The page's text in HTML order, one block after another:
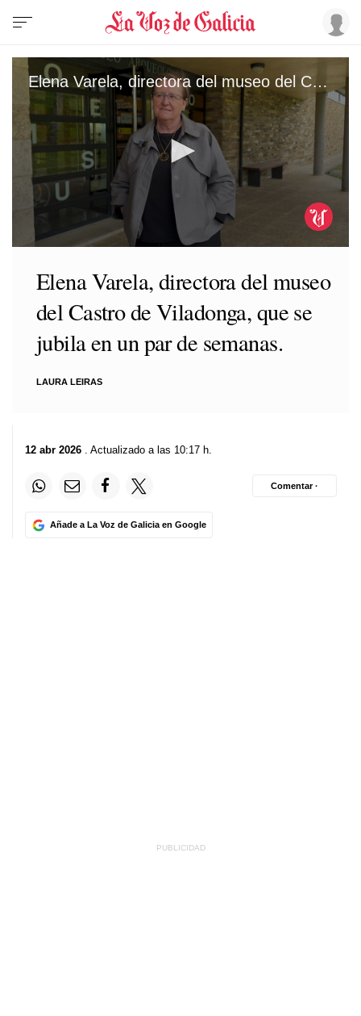
Elena Varela, directora del museo del Castro de Viladonga, que se jubila en un par de semanas.
minute,
Elena Varela, directora del museo
del Castro de Viladonga, que se
jubila en un par de semanas.
LAURA LEIRAS
12 abr 2026 . Actualizado a las 10:17 h.
Añade a La Voz de Galicia en Google
Comentar ·